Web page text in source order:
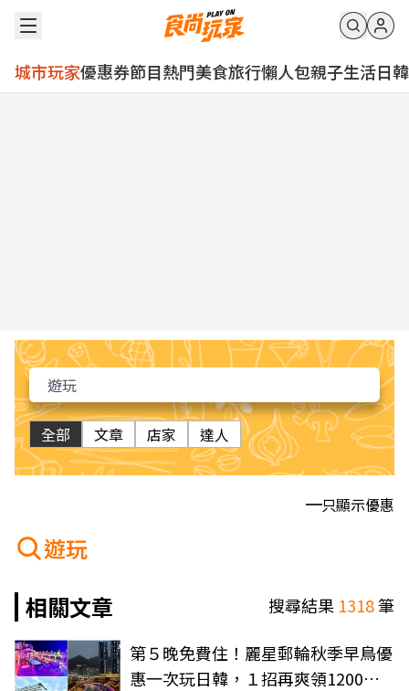
城市玩家優惠券節目熱門美食旅行懶人包親子生活日韓
全部 文章 店家 達人
只顯示優惠
遊玩
相關文章
搜尋結果 1318筆
第５晚免費住！麗星郵輪秋季早鳥優
惠一次玩日韓，１招再爽領1200餐